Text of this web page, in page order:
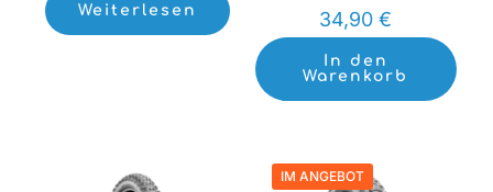
Weiterlesen 34,90€
In den
Warenkorb
IM ANGEBOT